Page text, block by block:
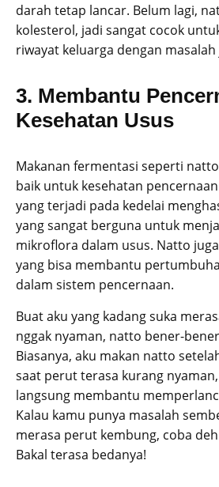
darah tetap lancar. Belum lagi,
kolesterol, jadi sangat cocok
riwayat keluarga dengan
3. Membantu
Kesehatan Usus
Makanan fermentasi seperti
baik untuk kesehatan
yang terjadi pada kedelai
yang sangat berguna untuk
mikroflora dalam usus. Natto
yang bisa membantu
dalam sistem pencernaan.
Buat aku yang kadang suka
nggak nyaman, natto bener-
Biasanya, aku makan natto
saat perut terasa kurang
langsung membantu
Kalau kamu punya masalah
merasa perut kembung, coba
Bakal terasa bedanya!